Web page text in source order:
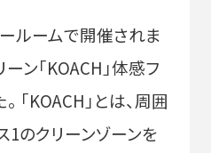
ルームで開催されま
ン「KOACH」体感フ
「KOACH」とは、周囲
1のクリーンゾーンを